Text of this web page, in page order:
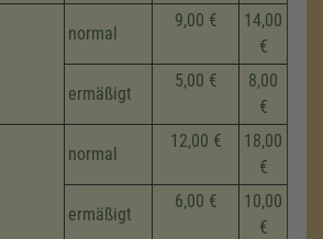
normal
9,00 €
14,00
€
ermäßigt
5,00 €
8,00
€
normal
12,00 €
18,00
€
ermäßigt
6,00 €
10,00
€